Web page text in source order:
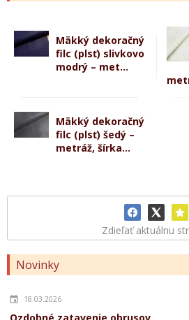
Mäkký dekoračný
filc (plsť) slivkovo
modrý – met...
Mäkký dekoračný
filc (plsť) šedý –
metráž, šírka...
Zdieľať aktuálnu
Novinky
18.03.2026